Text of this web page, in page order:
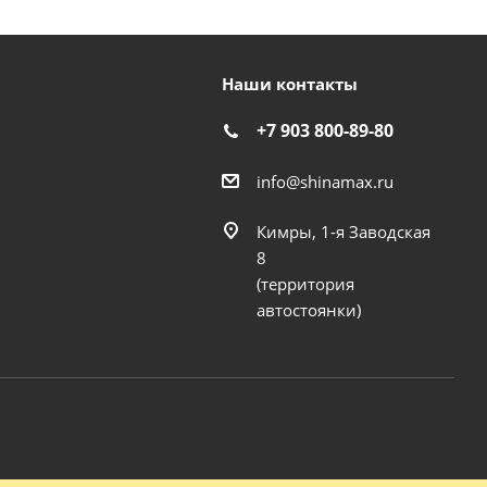
Наши контакты
+7 903 800-89-80
info@shinamax.ru
Кимры, 1-я Заводская
8
(территория
автостоянки)